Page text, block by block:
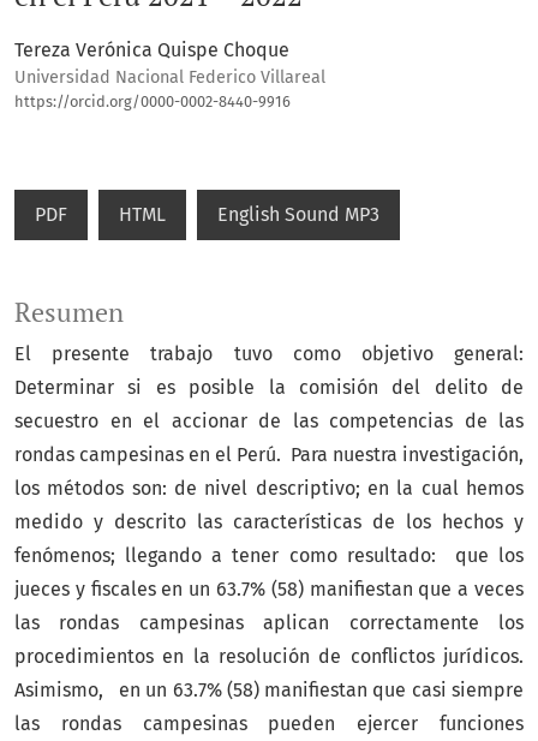
Tereza Verónica Quispe Choque
Universidad Nacional Federico Villareal
https://orcid.org/0000-0002-8440-9916
PDF HTML English Sound MP3
Resumen
El presente trabajo tuvo como objetivo general:
Determinar si es posible la comisión del delito de
secuestro en el accionar de las competencias de las
rondas campesinas en el Perú. Para nuestra investigación,
los métodos son: de nivel descriptivo; en la cual hemos
medido y descrito las características de los hechos y
fenómenos; llegando a tener como resultado: que los
jueces y fiscales en un 63.7% (58) manifiestan que a veces
las rondas campesinas aplican correctamente los
procedimientos en la resolución de conflictos jurídicos.
Asimismo, en un 63.7% (58) manifiestan que casi siempre
las rondas campesinas pueden ejercer funciones